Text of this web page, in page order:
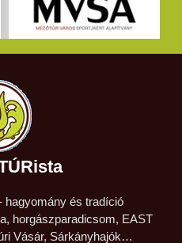
hagyomány és tradíció
horgászparadicsom, EAST
Vásár, Sárkányhajók…